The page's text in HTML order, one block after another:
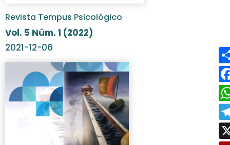
Revista Tempus Psicológico
Vol. 5 Núm. 1 (2022)
2021-12-06